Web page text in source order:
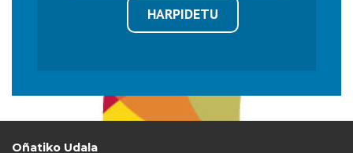
HARPIDETU
Oñatiko Udala